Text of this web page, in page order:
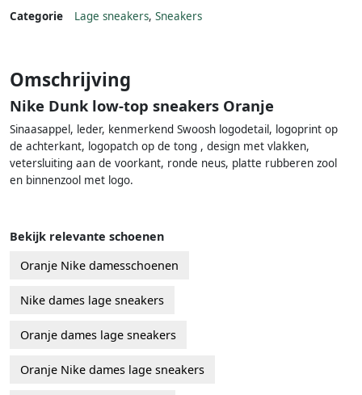
Categorie Lage sneakers, Sneakers
Omschrijving
Nike Dunk low-top sneakers Oranje
Sinaasappel, leder, kenmerkend Swoosh logodetail, logoprint op
de achterkant, logopatch op de tong , design met vlakken,
vetersluiting aan de voorkant, ronde neus, platte rubberen zool
en binnenzool met logo.
Bekijk relevante schoenen
Oranje Nike damesschoenen
Nike dames lage sneakers
Oranje dames lage sneakers
Oranje Nike dames lage sneakers